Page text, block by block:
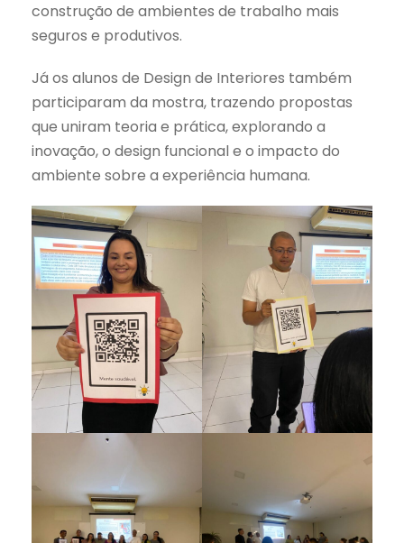
construção de ambientes de trabalho mais
seguros e produtivos.
Já os alunos de Design de Interiores também
participaram da mostra, trazendo propostas
que uniram teoria e prática, explorando a
inovação, o design funcional e o impacto do
ambiente sobre a experiência humana.